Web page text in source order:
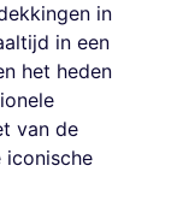
in
in een
het heden
van de
iconische